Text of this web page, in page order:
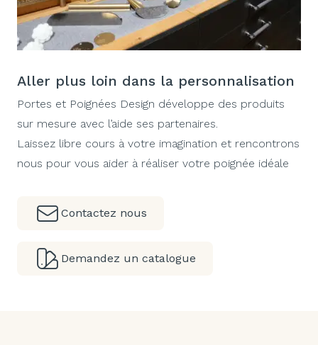
Aller plus loin dans la personnalisation
Portes et Poignées Design développe des produits
sur mesure avec l’aide ses partenaires.
Laissez libre cours à votre imagination et rencontrons
nous pour vous aider à réaliser votre poignée idéale
Contactez nous
Demandez un catalogue